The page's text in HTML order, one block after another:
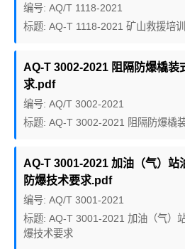
编号: AQ/T 1118-2021
标题: AQ-T 1118-2021 矿山救援培
AQ-T 3002-2021 阻隔防爆橇装
求.pdf
编号: AQ/T 3002-2021
标题: AQ-T 3002-2021 阻隔防爆橇
AQ-T 3001-2021 加油（气）站
防爆技术要求.pdf
编号: AQ/T 3001-2021
标题: AQ-T 3001-2021 加油（气）
爆技术要求